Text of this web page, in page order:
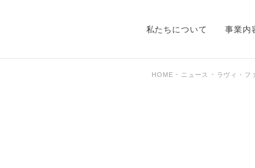
私たちについて 事業内
HOME ニュース ラヴィ・フ